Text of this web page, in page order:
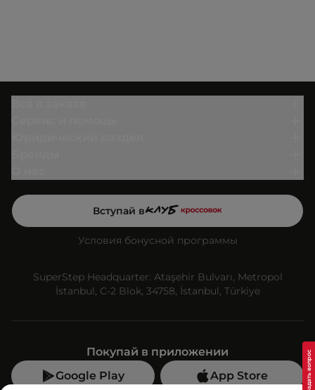
Вступай в
Условия бонусной программы
SuperStep Headquarter: Ataşehir Bulvarı, Metropol
İstanbul, C-2 Blok, 34758, İstanbul, Türkiye
Покупай в приложении
Google Play
App Store